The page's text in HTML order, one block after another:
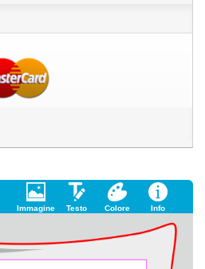
Immagine Testo Colore Info